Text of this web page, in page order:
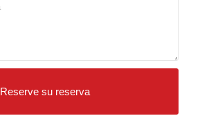
Reserve su reserva